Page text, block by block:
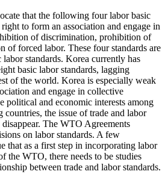
that the following four labor basic
to form an association and engage in
of discrimination, prohibition of
of forced labor. These four standards are
standards. Korea currently has
basic labor standards, lagging
of the world. Korea is especially weak
and engage in collective
political and economic interests among
countries, the issue of trade and labor
The WTO Agreements
on labor standards. A few
that as a first step in incorporating labor
the WTO, there needs to be studies
between trade and labor standards.